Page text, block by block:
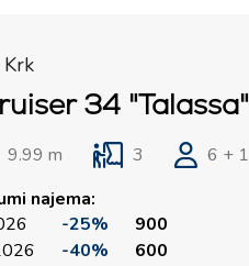
34 "Talassa"
9.99 m 3
6 + 1
najema:
-25%
900
-40% 600